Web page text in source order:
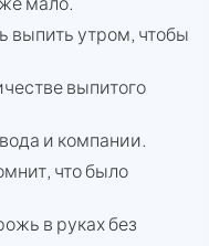
выпить утром, чтобы
выпитого
и компании.
что было
в руках без